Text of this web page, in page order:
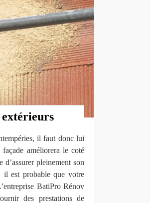
extérieurs
il faut donc lui
améliorera le coté
pleinement son
il est probable que votre
BatiPro Rénov
des prestations de